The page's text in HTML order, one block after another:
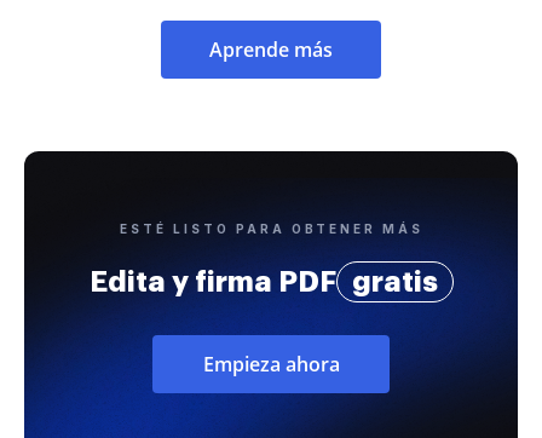
Aprende más
ESTÉ LISTO PARA OBTENER MÁS
Edita y firma PDF gratis
Empieza ahora